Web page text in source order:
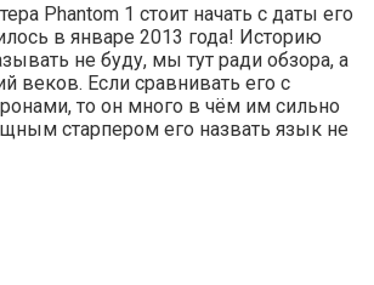
Phantom 1 стоит начать с даты его
в январе 2013 года! Историю
не буду, мы тут ради обзора, а
веков. Если сравнивать его с
то он много в чём им сильно
старпером его назвать язык не